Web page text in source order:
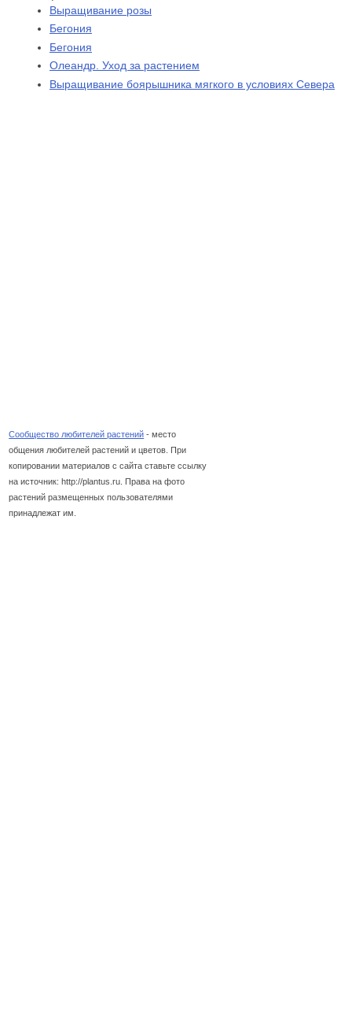
Выращивание розы
Бегония
Бегония
Олеандр. Уход за растением
Выращивание боярышника мягкого в условиях Севера
Сообщество любителей растений - место
общения любителей растений и цветов. При
копировании материалов с сайта ставьте ссылку
на источник: http://plantus.ru. Права на фото
растений размещенных пользователями
принадлежат им.